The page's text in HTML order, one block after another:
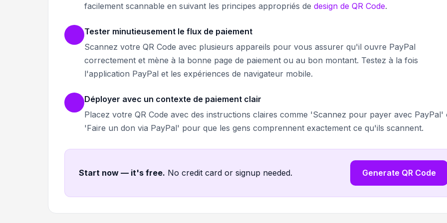
facilement scannable en suivant les principes appropriés de design de QR Code.
Tester minutieusement le flux de paiement
Scannez votre QR Code avec plusieurs appareils pour vous assurer qu'il ouvre PayPal
correctement et mène à la bonne page de paiement ou au bon montant. Testez à la fois
l'application PayPal et les expériences de navigateur mobile.
Déployer avec un contexte de paiement clair
Placez votre QR Code avec des instructions claires comme 'Scannez pour payer avec PayPal'
'Faire un don via PayPal' pour que les gens comprennent exactement ce qu'ils scannent.
Start now — it's free. No credit card or signup needed. Generate QR Code